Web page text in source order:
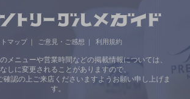
マップ ご意見・ご感想 利用規約
メニューや営業時間などの掲載情報については、
しに変更されることがありますので、
確認の上ご来店くださいますようお願い申し上げま
す。